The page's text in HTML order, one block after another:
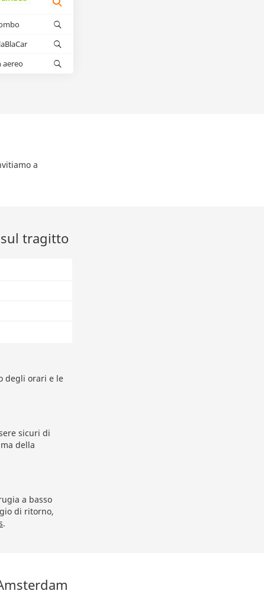
aereo
a
tragitto
degli orari e le
sicuri di
della
a basso
di ritorno,
.